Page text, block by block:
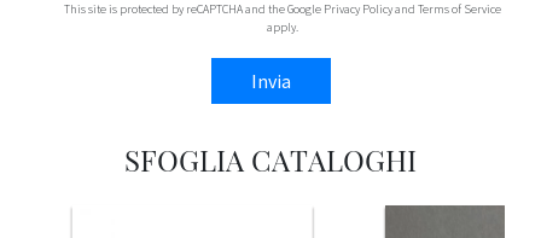
This site is protected by reCAPTCHA and the Google Privacy Policyand Terms of Service
apply.
Invia
SFOGLIA CATALOGHI